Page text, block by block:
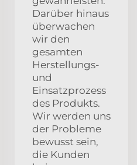
Darüber hinaus
überwachen
wir den
gesamten
Herstellungs-
und
Einsatzprozess
des Produkts.
Wir werden uns
der Probleme
bewusst sein,
die Kunden